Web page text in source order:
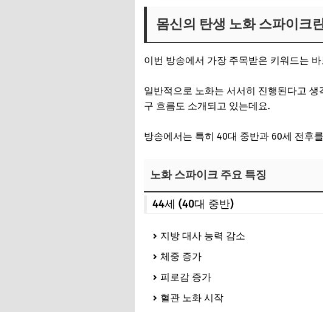
몸신의 탄생 노화 스파이크
이번 방송에서 가장 주목받은 키워드는 바
일반적으로 노화는 서서히 진행된다고
구 흐름도 소개되고 있는데요.
방송에서는 특히 40대 중반과 60세 전후
노화 스파이크 주요 특징
44세 (40대 중반)
지방 대사 능력 감소
체중 증가
피로감 증가
혈관 노화 시작